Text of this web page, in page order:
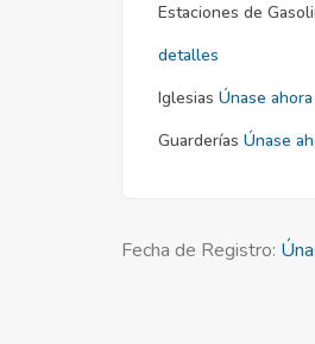
Estaciones de
detalles
Iglesias Únase
Guarderías Únase
Fecha de Registro: